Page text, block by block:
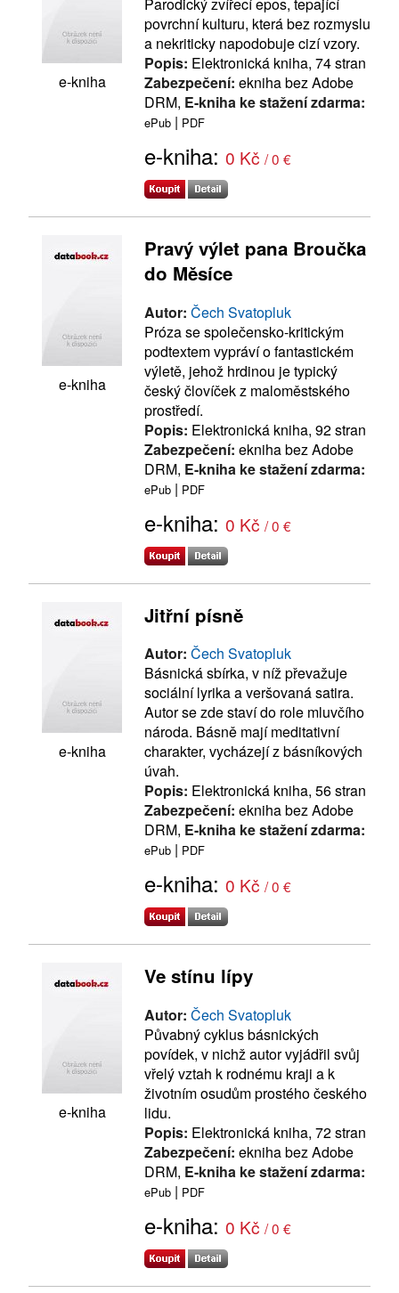
e-kniha
povrchní kulturu, která bez rozmyslu
a nekriticky napodobuje cizí vzory.
Popis: Elektronická kniha, 74 stran
Zabezpečení: ekniha bez Adobe
DRM, E-kniha ke stažení zdarma:
ePub | PDF
e-kniha: 0 Kč / 0 €
e-kniha
Pravý výlet pana Broučka
do Měsíce
Autor: Čech Svatopluk
Próza se společensko-kritickým
podtextem vypráví o fantastickém
výletě, jehož hrdinou je typický
český človíček z maloměstského
prostředí.
Popis: Elektronická kniha, 92 stran
Zabezpečení: ekniha bez Adobe
DRM, E-kniha ke stažení zdarma:
ePub | PDF
e-kniha: 0 Kč / 0 €
e-kniha
Jitřní písně
Autor: Čech Svatopluk
Básnická sbírka, v níž převažuje
sociální lyrika a veršovaná satira.
Autor se zde staví do role mluvčího
národa. Básně mají meditativní
charakter, vycházejí z básníkových
úvah.
Popis: Elektronická kniha, 56 stran
Zabezpečení: ekniha bez Adobe
DRM, E-kniha ke stažení zdarma:
ePub | PDF
e-kniha: 0 Kč / 0 €
e-kniha
Ve stínu lípy
Autor: Čech Svatopluk
Půvabný cyklus básnických
povídek, v nichž autor vyjádřil svůj
vřelý vztah k rodnému kraji a k
životním osudům prostého českého
lidu.
Popis: Elektronická kniha, 72 stran
Zabezpečení: ekniha bez Adobe
DRM, E-kniha ke stažení zdarma:
ePub | PDF
e-kniha: 0 Kč / 0 €